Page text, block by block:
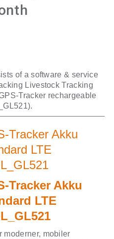
of a software & service
Livestock Tracking
Tracker rechargeable
Tracker Akku
LTE
Tracker Akku
LTE
moderner, mobiler